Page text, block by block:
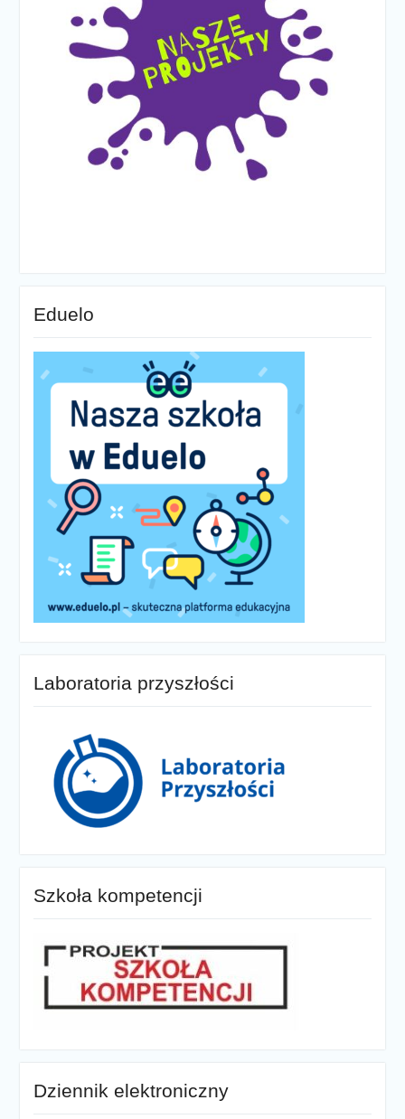
Eduelo
Laboratoria przyszłości
Szkoła kompetencji
Dziennik elektroniczny